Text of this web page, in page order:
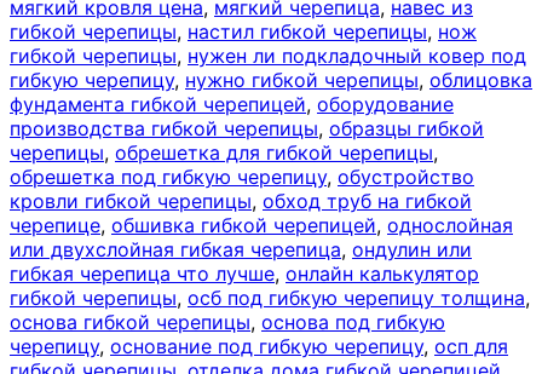
мягкий кровля цена, мягкий черепица, навес из
гибкой черепицы, настил гибкой черепицы, нож
гибкой черепицы, нужен ли подкладочный ковер под
гибкую черепицу, нужно гибкой черепицы, облицовка
фундамента гибкой черепицей, оборудование
производства гибкой черепицы, образцы гибкой
черепицы, обрешетка для гибкой черепицы,
обрешетка под гибкую черепицу, обустройство
кровли гибкой черепицы, обход труб на гибкой
черепице, обшивка гибкой черепицей, однослойная
или двухслойная гибкая черепица, ондулин или
гибкая черепица что лучше, онлайн калькулятор
гибкой черепицы, осб под гибкую черепицу толщина,
основа гибкой черепицы, основа под гибкую
черепицу, основание под гибкую черепицу, осп для